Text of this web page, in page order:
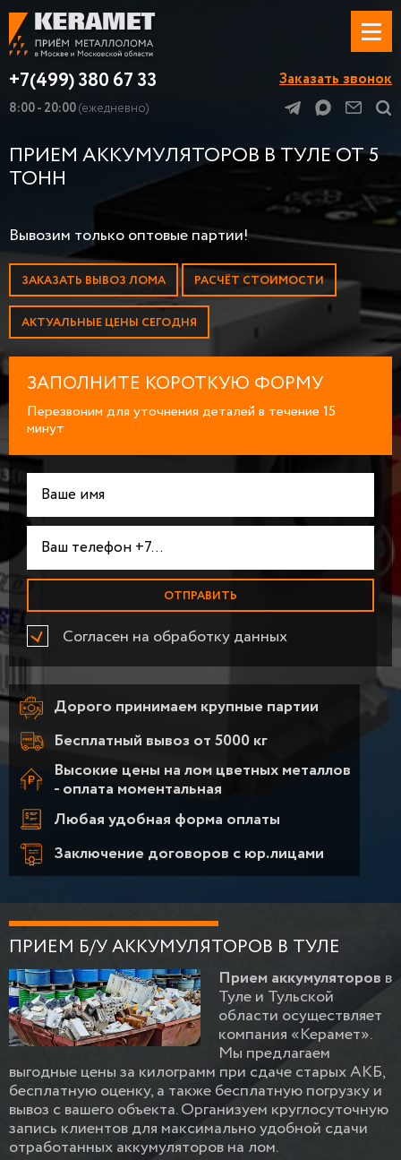
+7(499) 380 67 33
8:00 - 20:00(ежедневно)
Заказать звонок
ПРИЕМ АККУМУЛЯТОРОВ В ТУЛЕ ОТ 5
ТОНН
Вывозим только оптовые партии!
ЗАКАЗАТЬ ВЫВОЗ ЛОМА РАСЧЁТ СТОИМОСТИ
АКТУАЛЬНЫЕ ЦЕНЫ СЕГОДНЯ
Дорого принимаем крупные партии
Бесплатный вывоз от 5000 кг
Высокие цены на лом цветных металлов
- оплата моментальная
Любая удобная форма оплаты
Заключение договоров с юр.лицами
ЗАПОЛНИТЕ КОРОТКУЮ ФОРМУ
Перезвоним для уточнения деталей в течение 15
минут
Согласен на обработку данных
ПРИЕМ Б/У АККУМУЛЯТОРОВ В ТУЛЕ
Прием аккумуляторов в
Туле и Тульской
области осуществляет
компания «Керамет».
Мы предлагаем
выгодные цены за килограмм при сдаче старых АКБ,
бесплатную оценку, а также бесплатную погрузку и
вывоз с вашего объекта. Организуем круглосуточную
запись клиентов для максимально удобной сдачи
отработанных аккумуляторов на лом.